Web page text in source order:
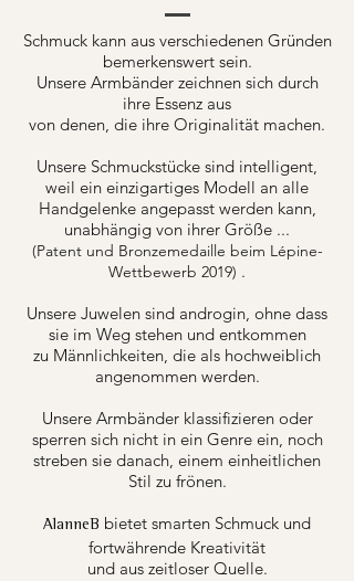
Schmuck kann aus verschiedenen Gründen
bemerkenswert sein.
Unsere Armbänder zeichnen sich durch
ihre Essenz aus
von denen, die ihre Originalität machen.
Unsere Schmuckstücke sind intelligent,
weil ein einzigartiges Modell an alle
Handgelenke angepasst werden kann,
unabhängig von ihrer Größe ...
(Patent und Bronzemedaille beim Lépine-
Wettbewerb 2019) .
Unsere Juwelen sind androgin, ohne dass
sie im Weg stehen und entkommen
zu Männlichkeiten, die als hochweiblich
angenommen werden.
Unsere Armbänder klassifizieren oder
sperren sich nicht in ein Genre ein, noch
streben sie danach, einem einheitlichen
Stil zu frönen.
AlanneB bietet smarten Schmuck und
fortwährende Kreativität
und aus zeitloser Quelle.